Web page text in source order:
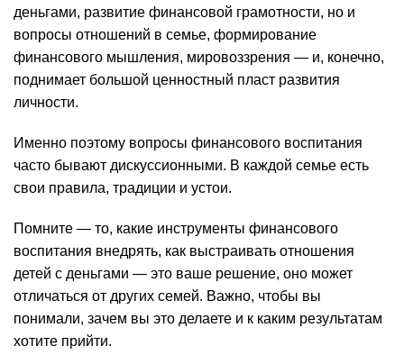
деньгами, развитие финансовой грамотности, но и
вопросы отношений в семье, формирование
финансового мышления, мировоззрения — и, конечно,
поднимает большой ценностный пласт развития
личности.
Именно поэтому вопросы финансового воспитания
часто бывают дискуссионными. В каждой семье есть
свои правила, традиции и устои.
Помните — то, какие инструменты финансового
воспитания внедрять, как выстраивать отношения
детей с деньгами — это ваше решение, оно может
отличаться от других семей. Важно, чтобы вы
понимали, зачем вы это делаете и к каким результатам
хотите прийти.